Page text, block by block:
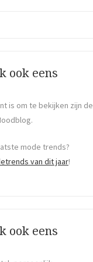
ook eens
is om te bekijken zijn de
mode trends?
van dit jaar!
ook eens